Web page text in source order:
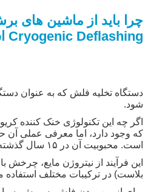
Cryogenic Deflashing استفاده کنم؟
دستگاه تخلیه فلش که به عنوان
شود.
است. محبوبیت آن در ۱۵ سال گذشته افزایش یافته است.
این فرآیند از نیتروژن مایع،
بلاست) در ترکیبات مختلف استفاده